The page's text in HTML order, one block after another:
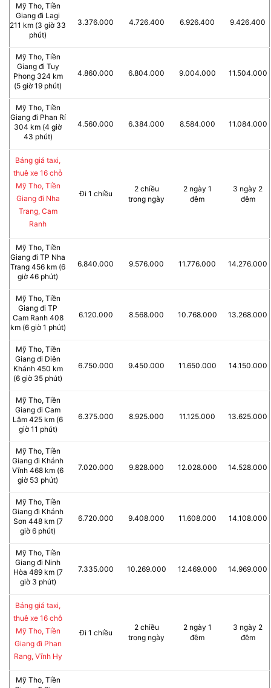
Mỹ Tho, Tiền
Giang đi Lagi
211 km (3 giờ 33
phút)
3.376.000 4.726.400 6.926.400 9.426.400
Mỹ Tho, Tiền
Giang đi Tuy
Phong 324 km
(5 giờ 19 phút)
4.860.000 6.804.000 9.004.000 11.504.000
Mỹ Tho, Tiền
Giang đi Phan Rí
304 km (4 giờ
43 phút)
4.560.000 6.384.000 8.584.000 11.084.000
Bảng giá taxi,
thuê xe 16 chỗ
Mỹ Tho, Tiền
Giang đi Nha
Trang, Cam
Ranh
Đi 1 chiều
2 chiều
trong ngày
2 ngày 1
đêm
3 ngày 2
đêm
Mỹ Tho, Tiền
Giang đi TP Nha
Trang 456 km (6
giờ 46 phút)
6.840.000 9.576.000 11.776.000 14.276.000
Mỹ Tho, Tiền
Giang đi TP
Cam Ranh 408
km (6 giờ 1 phút)
6.120.000 8.568.000 10.768.000 13.268.000
Mỹ Tho, Tiền
Giang đi Diên
Khánh 450 km
(6 giờ 35 phút)
6.750.000 9.450.000 11.650.000 14.150.000
Mỹ Tho, Tiền
Giang đi Cam
Lâm 425 km (6
giờ 11 phút)
6.375.000 8.925.000 11.125.000 13.625.000
Mỹ Tho, Tiền
Giang đi Khánh
Vĩnh 468 km (6
giờ 53 phút)
7.020.000 9.828.000 12.028.000 14.528.000
Mỹ Tho, Tiền
Giang đi Khánh
Sơn 448 km (7
giờ 6 phút)
6.720.000 9.408.000 11.608.000 14.108.000
Mỹ Tho, Tiền
Giang đi Ninh
Hòa 489 km (7
giờ 3 phút)
7.335.000 10.269.000 12.469.000 14.969.000
Bảng giá taxi,
thuê xe 16 chỗ
Mỹ Tho, Tiền
Giang đi Phan
Rang, Vĩnh Hy
Đi 1 chiều
2 chiều
trong ngày
2 ngày 1
đêm
3 ngày 2
đêm
Mỹ Tho, Tiền